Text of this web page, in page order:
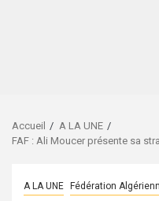
Accueil
A LA UNE
FAF : Ali Moucer présente sa
A LA UNE Fédération